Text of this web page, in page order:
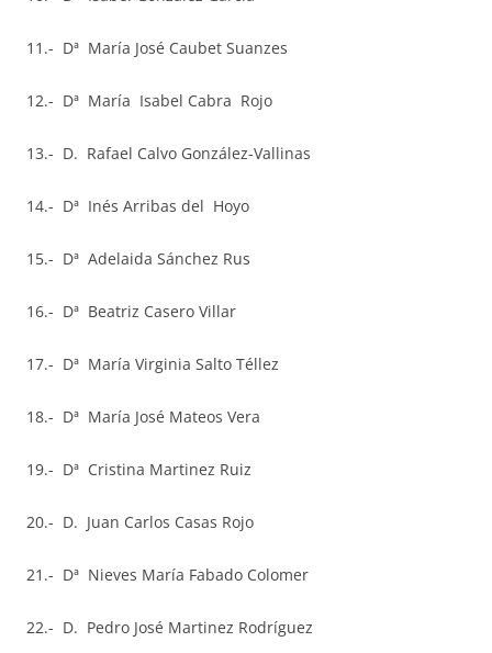
11.- Dª María José Caubet Suanzes
12.- Dª María Isabel Cabra Rojo
13.- D. Rafael Calvo González-Vallinas
14.- Dª Inés Arribas del Hoyo
15.- Dª Adelaida Sánchez Rus
16.- Dª Beatriz Casero Villar
17.- Dª María Virginia Salto Téllez
18.- Dª María José Mateos Vera
19.- Dª Cristina Martinez Ruiz
20.- D. Juan Carlos Casas Rojo
21.- Dª Nieves María Fabado Colomer
22.- D. Pedro José Martinez Rodríguez